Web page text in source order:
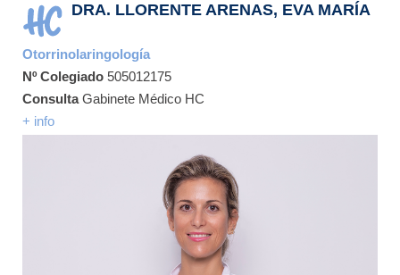
DRA. LLORENTE ARENAS, EVA MARÍA
Otorrinolaringología
Nº Colegiado 505012175
ConsultaGabinete Médico HC
+ info